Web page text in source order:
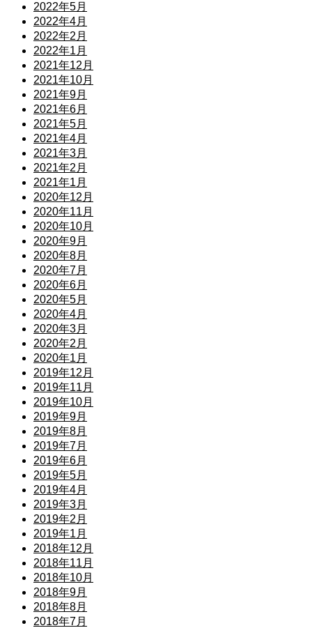
2022年5月
2022年4月
2022年2月
2022年1月
2021年12月
2021年10月
2021年9月
2021年6月
2021年5月
2021年4月
2021年3月
2021年2月
2021年1月
2020年12月
2020年11月
2020年10月
2020年9月
2020年8月
2020年7月
2020年6月
2020年5月
2020年4月
2020年3月
2020年2月
2020年1月
2019年12月
2019年11月
2019年10月
2019年9月
2019年8月
2019年7月
2019年6月
2019年5月
2019年4月
2019年3月
2019年2月
2019年1月
2018年12月
2018年11月
2018年10月
2018年9月
2018年8月
2018年7月